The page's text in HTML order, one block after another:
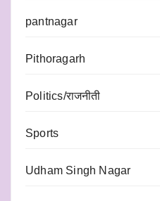
pantnagar
Pithoragarh
Politics/राजनीती
Sports
Udham Singh Nagar